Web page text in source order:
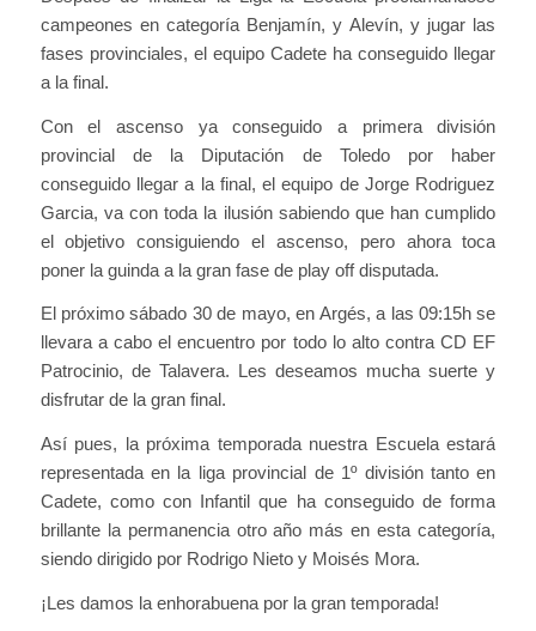
campeones en categoría Benjamín, y Alevín, y jugar las
fases provinciales, el equipo Cadete ha conseguido llegar
a la final.
Con el ascenso ya conseguido a primera división
provincial de la Diputación de Toledo por haber
conseguido llegar a la final, el equipo de Jorge Rodriguez
Garcia, va con toda la ilusión sabiendo que han cumplido
el objetivo consiguiendo el ascenso, pero ahora toca
poner la guinda a la gran fase de play off disputada.
El próximo sábado 30 de mayo, en Argés, a las 09:15h se
llevara a cabo el encuentro por todo lo alto contra CD EF
Patrocinio, de Talavera. Les deseamos mucha suerte y
disfrutar de la gran final.
Así pues, la próxima temporada nuestra Escuela estará
representada en la liga provincial de 1º división tanto en
Cadete, como con Infantil que ha conseguido de forma
brillante la permanencia otro año más en esta categoría,
siendo dirigido por Rodrigo Nieto y Moisés Mora.
¡Les damos la enhorabuena por la gran temporada!